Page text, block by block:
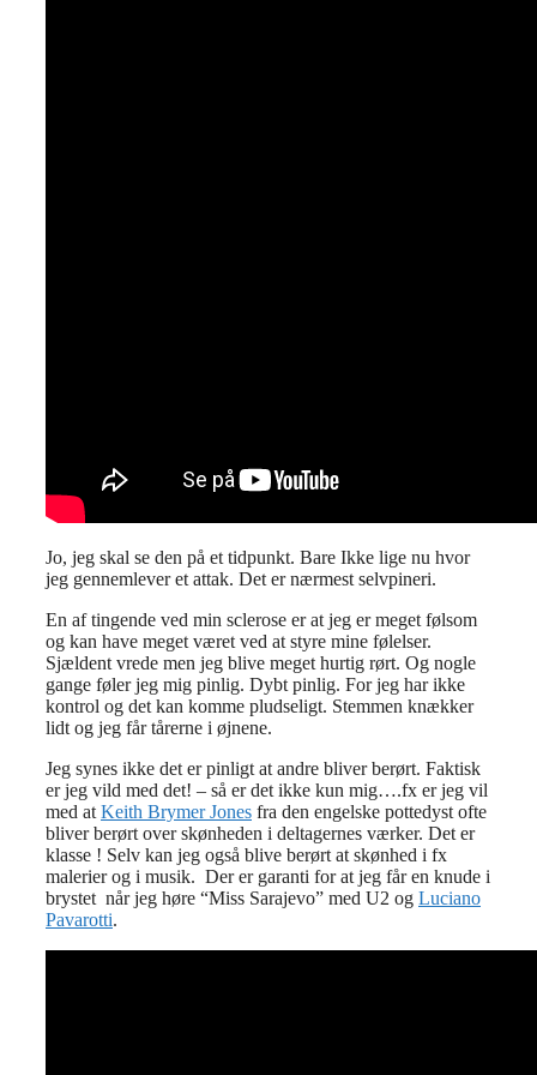
Jo, jeg skal se den på et tidpunkt. Bare Ikke lige nu hvor
jeg gennemlever et attak. Det er nærmest selvpineri.
En af tingende ved min sclerose er at jeg er meget følsom
og kan have meget været ved at styre mine følelser.
Sjældent vrede men jeg blive meget hurtig rørt. Og nogle
gange føler jeg mig pinlig. Dybt pinlig. For jeg har ikke
kontrol og det kan komme pludseligt. Stemmen knækker
lidt og jeg får tårerne i øjnene.
Jeg synes ikke det er pinligt at andre bliver berørt. Faktisk
er jeg vild med det! – så er det ikke kun mig….fx er jeg vil
med at Keith Brymer Jones fra den engelske pottedyst ofte
bliver berørt over skønheden i deltagernes værker. Det er
klasse ! Selv kan jeg også blive berørt at skønhed i fx
malerier og i musik. Der er garanti for at jeg får en knude i
brystet når jeg høre “Miss Sarajevo” med U2 og Luciano
Pavarotti.